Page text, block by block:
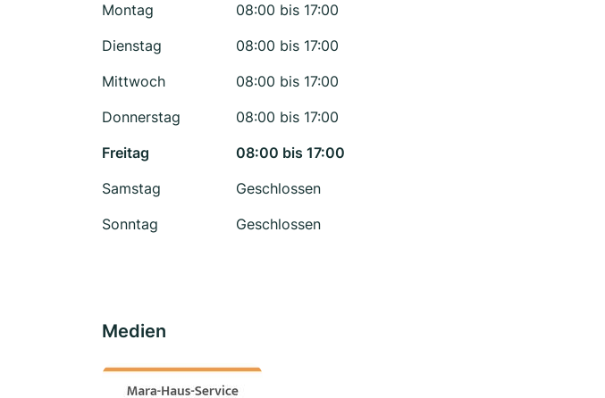
Montag
08:00 bis 17:00
Dienstag
08:00 bis 17:00
Mittwoch
08:00 bis 17:00
Donnerstag
08:00 bis 17:00
Freitag
08:00 bis 17:00
Samstag
Geschlossen
Sonntag
Geschlossen
Medien